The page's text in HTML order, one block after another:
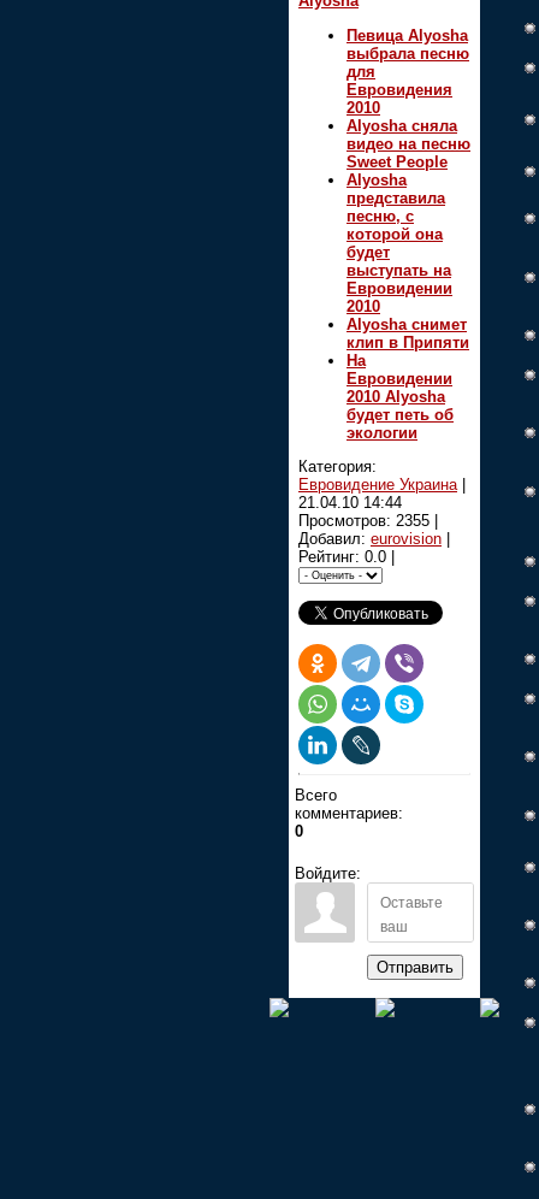
Певица Alyosha
выбрала песню
для
Евровидения
2010
Alyosha сняла
видео на песню
Sweet People
Alyosha
представила
песню, с
которой она
будет
выступать на
Евровидении
2010
Alyoshа снимет
клип в Припяти
На
Евровидении
2010 Alyosha
будет петь об
экологии
Категория:
Евровидение Украина
21.04.10 14:44
Просмотров: 2355 |
Добавил: eurovision
Рейтинг: 0.0 |
Всего
комментариев:
0
Войдите:
Отправить